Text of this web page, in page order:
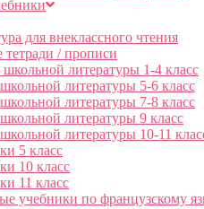
для внеклассного чтения
тетради / прописи
литературы 1-4 класс
литературы 5-6 класс
литературы 7-8 класс
литературы 9 класс
литературы 10-11
5 класс
10 класс
11 класс
учебники по французскому